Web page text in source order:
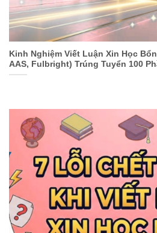
Kinh Nghiệm Viết Luận Xin Học
AAS, Fulbright) Trúng Tuyển 100